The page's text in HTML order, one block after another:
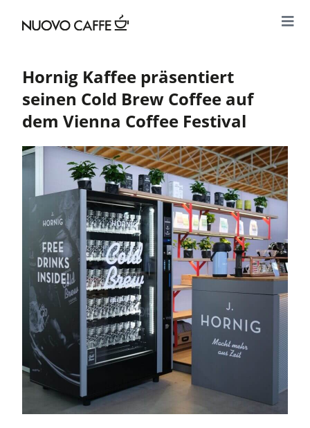
Hornig Kaffee präsentiert
seinen Cold Brew Coffee auf
dem Vienna Coffee Festival